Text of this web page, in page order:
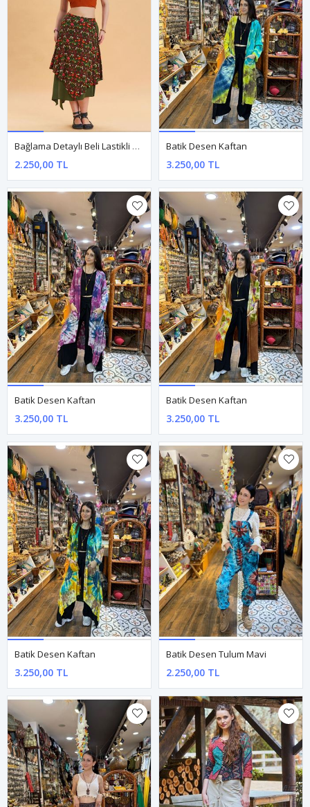
Bağlama Detaylı Beli Lastikli Yeşil Salaş Etek
2.250,00 TL
Batik Desen Kaftan
3.250,00 TL
Batik Desen Kaftan
3.250,00 TL
Batik Desen Kaftan
3.250,00 TL
Batik Desen Kaftan
3.250,00 TL
Batik Desen Tulum Mavi
2.250,00 TL